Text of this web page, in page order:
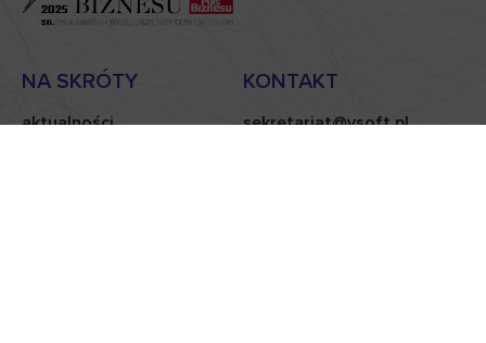
NA SKRÓTY
aktualności
KONTAKT
sekretariat@vsoft.pl